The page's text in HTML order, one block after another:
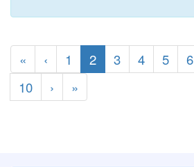
« 第一頁
‹ 上一頁
1 2(目前頁次)
3 4 5 6
10
› 下一頁
»